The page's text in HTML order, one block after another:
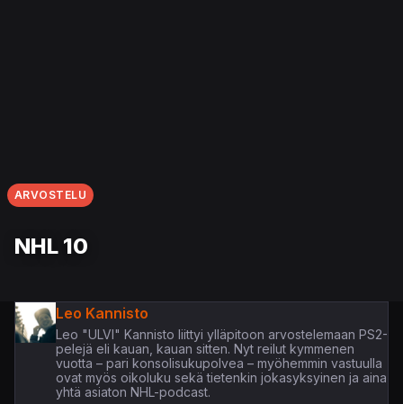
ARVOSTELU
NHL 10
Leo Kannisto
Leo "ULVI" Kannisto liittyi ylläpitoon arvostelemaan PS2-
pelejä eli kauan, kauan sitten. Nyt reilut kymmenen
vuotta – pari konsolisukupolvea – myöhemmin vastuulla
ovat myös oikoluku sekä tietenkin jokasyksyinen ja aina
yhtä asiaton NHL-podcast.